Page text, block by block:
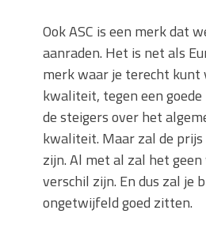
Ook ASC is een merk dat
aanraden. Het is net als
merk waar je terecht kunt
kwaliteit, tegen een
de steigers over het
kwaliteit. Maar zal de
zijn. Al met al zal het
verschil zijn. En dus zal je
ongetwijfeld goed zitten.